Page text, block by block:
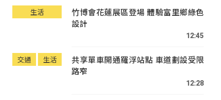
生活
竹博會花蓮展區登場 體驗富里鄉綠色
設計
12:45
交通 生活
共享單車開通羅浮站點 車道劃設受限
路窄
12:28